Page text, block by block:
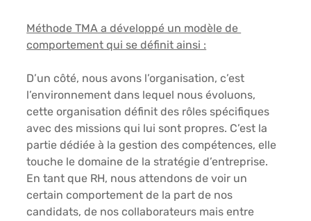
Méthode TMA a développé un modèle de
comportement qui se définit ainsi :
D’un côté, nous avons l’organisation, c’est
l’environnement dans lequel nous évoluons,
cette organisation définit des rôles spécifiques
avec des missions qui lui sont propres. C’est la
partie dédiée à la gestion des compétences, elle
touche le domaine de la stratégie d’entreprise.
En tant que RH, nous attendons de voir un
certain comportement de la part de nos
candidats, de nos collaborateurs mais entre